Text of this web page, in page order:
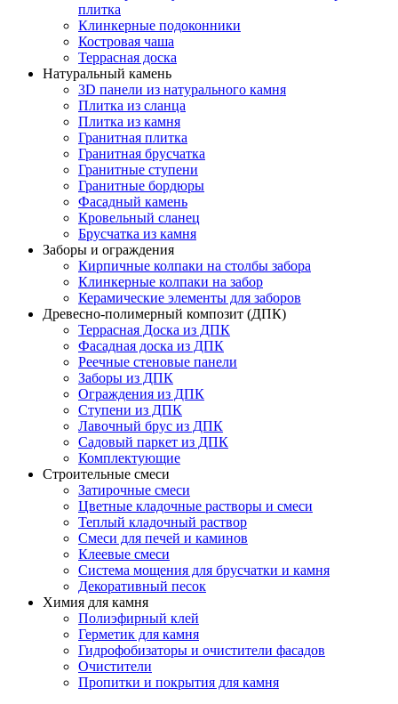
плитка
Клинкерные подоконники
Костровая чаша
Террасная доска
Натуральный камень
3D панели из натурального камня
Плитка из сланца
Плитка из камня
Гранитная плитка
Гранитная брусчатка
Гранитные ступени
Гранитные бордюры
Фасадный камень
Кровельный сланец
Брусчатка из камня
Заборы и ограждения
Кирпичные колпаки на столбы забора
Клинкерные колпаки на забор
Керамические элементы для заборов
Древесно-полимерный композит (ДПК)
Террасная Доска из ДПК
Фасадная доска из ДПК
Реечные стеновые панели
Заборы из ДПК
Ограждения из ДПК
Ступени из ДПК
Лавочный брус из ДПК
Садовый паркет из ДПК
Комплектующие
Строительные смеси
Затирочные смеси
Цветные кладочные растворы и смеси
Теплый кладочный раствор
Смеси для печей и каминов
Клеевые смеси
Система мощения для брусчатки и камня
Декоративный песок
Химия для камня
Полиэфирный клей
Герметик для камня
Гидрофобизаторы и очистители фасадов
Очистители
Пропитки и покрытия для камня